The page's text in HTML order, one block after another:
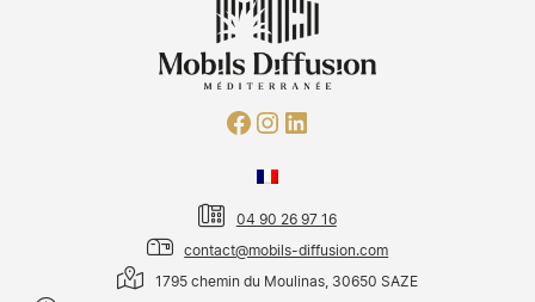
04 90 26 97 16
contact@mobils-diffusion.com
1795 chemin du Moulinas, 30650 SAZE